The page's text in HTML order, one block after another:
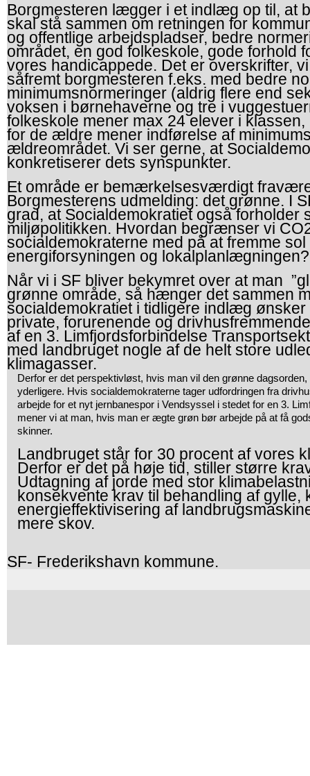
Borgmesteren lægger i et indlæg op til, at
skal stå sammen om retningen for
og offentlige arbejdspladser, bedre
området, en god folkeskole, gode forhold
vores handicappede. Det er overskrifter,
såfremt borgmesteren f.eks. med bedre
minimumsnormeringer (aldrig flere end
voksen i børnehaverne og tre i
folkeskole mener max 24 elever i
for de ældre mener indførelse af
ældreområdet. Vi ser gerne, at
konkretiserer dets synspunkter.
Et område er bemærkelsesværdigt
Borgmesterens udmelding: det grønne. I
grad, at Socialdemokratiet også forholder
miljøpolitikken. Hvordan begrænser vi
socialdemokraterne med på at fremme
energiforsyningen og lokalplanlægningen?
Når vi i SF bliver bekymret over at man
grønne område, så hænger det sammen
socialdemokratiet i tidligere indlæg ønsker
private, forurenende og
af en 3. Limfjordsforbindelse
med landbruget nogle af de helt store
klimagasser.
Derfor er det perspektivløst, hvis man vil den grønne dagsorden,
yderligere. Hvis socialdemokraterne tager udfordringen fra
arbejde for et nyt jernbanespor i Vendsyssel i stedet for en 3.
mener vi at man, hvis man er ægte grøn bør arbejde på at få
skinner.
Landbruget står for 30 procent af vores
Derfor er det på høje tid, stiller større
Udtagning af jorde med stor
konsekvente krav til behandling af gylle,
energieffektivisering af
mere skov.
SF- Frederikshavn kommune.